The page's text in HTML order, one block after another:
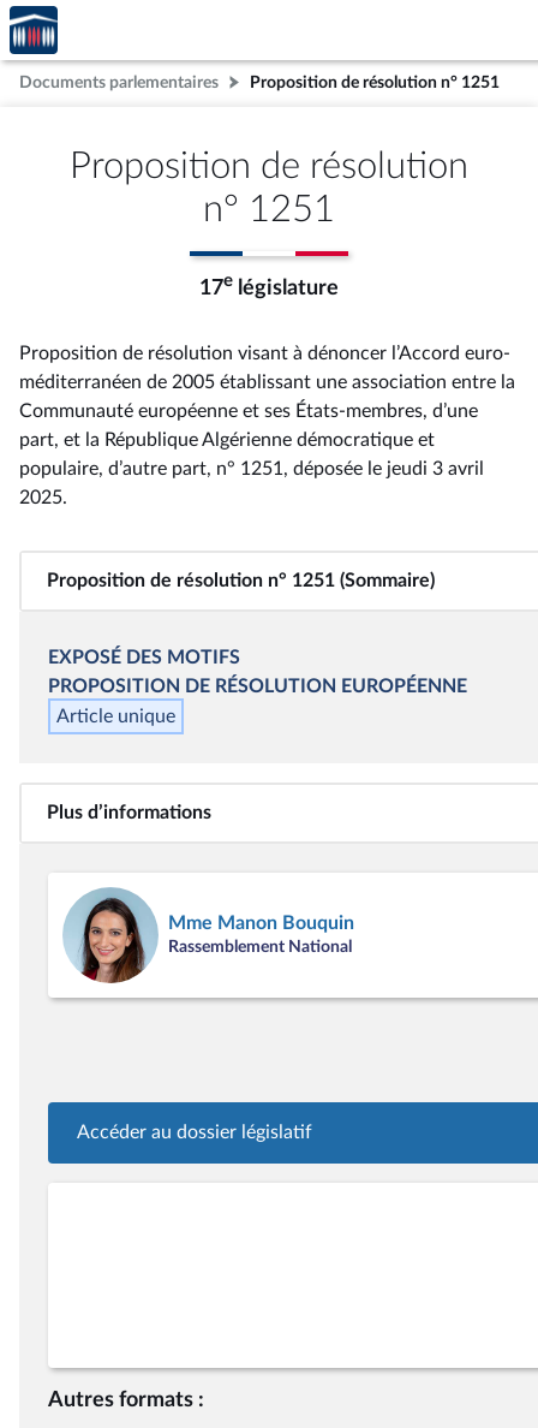
Aller au contenu
Aller en bas de la page
Accèder
à la
page
d'accueil
Documents parlementaires Proposition de résolution n° 1251
Proposition de résolution
n° 1251
17e législature
Proposition de résolution visant à dénoncer l’Accord euro-
méditerranéen de 2005 établissant une association entre la
Communauté européenne et ses États-membres, d’une
part, et la République Algérienne démocratique et
populaire, d’autre part, n° 1251 , déposée le jeudi 3 avril
2025.
Proposition de résolution n° 1251 (Sommaire)
EXPOSÉ DES MOTIFS
PROPOSITION DE RÉSOLUTION EUROPÉENNE
Article unique
Plus d’informations
Mme Manon Bouquin
Rassemblement National
Accéder au dossier législatif
Autres formats :